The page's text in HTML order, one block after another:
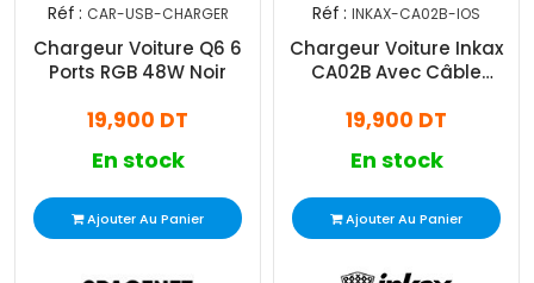
Réf : CAR-USB-CHARGER
Chargeur Voiture Q6 6
Ports RGB 48W Noir
19,900 DT
En stock
Ajouter Au Panier
Réf : INKAX-CA02B-IOS
Chargeur Voiture Inkax
CA02B Avec Câble
19,900 DT
En stock
Ajouter Au Panier